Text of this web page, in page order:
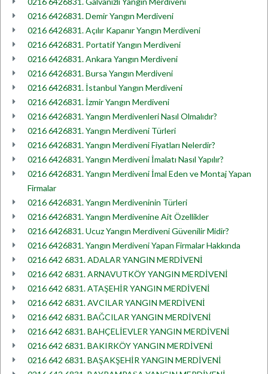
0216 6426831. Demir Yangın Merdiveni
0216 6426831. Açılır Kapanır Yangın Merdiveni
0216 6426831. Portatif Yangın Merdiveni
0216 6426831. Ankara Yangın Merdiveni
0216 6426831. Bursa Yangın Merdiveni
0216 6426831. İstanbul Yangın Merdiveni
0216 6426831. İzmir Yangın Merdiveni
0216 6426831. Yangın Merdivenleri Nasıl Olmalıdır?
0216 6426831. Yangın Merdiveni Türleri
0216 6426831. Yangın Merdiveni Fiyatları Nelerdir?
0216 6426831. Yangın Merdiveni İmalatı Nasıl Yapılır?
0216 6426831. Yangın Merdiveni İmal Eden ve Montaj Yapan
Firmalar
0216 6426831. Yangın Merdiveninin Türleri
0216 6426831. Yangın Merdivenine Ait Özellikler
0216 6426831. Ucuz Yangın Merdiveni Güvenilir Midir?
0216 6426831. Yangın Merdiveni Yapan Firmalar Hakkında
0216 642 6831. ADALAR YANGIN MERDİVENİ
0216 642 6831. ARNAVUTKÖY YANGIN MERDİVENİ
0216 642 6831. ATAŞEHİR YANGIN MERDİVENİ
0216 642 6831. AVCILAR YANGIN MERDİVENİ
0216 642 6831. BAĞCILAR YANGIN MERDİVENİ
0216 642 6831. BAHÇELİEVLER YANGIN MERDİVENİ
0216 642 6831. BAKIRKÖY YANGIN MERDİVENİ
0216 642 6831. BAŞAKŞEHİR YANGIN MERDİVENİ